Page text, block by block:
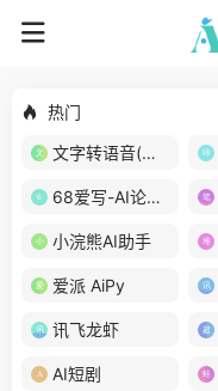
热门
文字转语音(琅琅配音)
68爱写-AI论文写作
小浣熊AI助手
爱派 AiPy
讯飞龙虾
AI短剧